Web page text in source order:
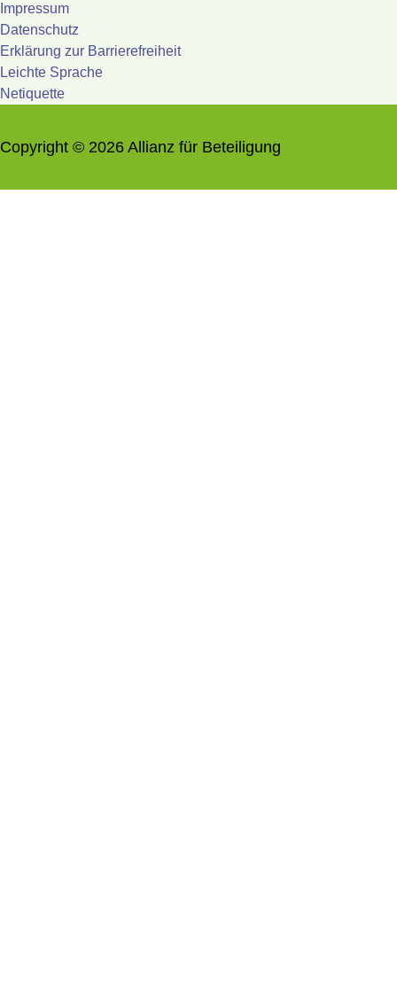
Impressum
Datenschutz
Erklärung zur Barrierefreiheit
Leichte Sprache
Netiquette
Copyright © 2026 Allianz für Beteiligung